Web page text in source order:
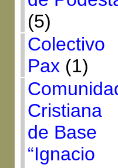
(5)
Colectivo
Pax (1)
Cristiana
de Base
“Ignacio